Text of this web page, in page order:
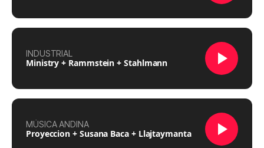
INDUSTRIAL
Ministry + Rammstein + Stahlmann
MÚSICA ANDINA
Proyeccion + Susana Baca + Llajtaymanta